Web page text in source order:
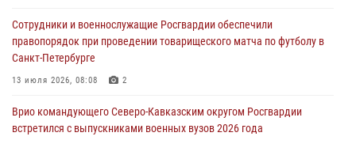
пресечена противоправная деятельность, связанная с пропагандой
терроризма (видео)
07 августа 2026, 13:30
нарушений миграционного законодательства
07 августа 2026, 12:54
Сотрудники и военнослужащие Росгвардии обеспечили
правопорядок при проведении товарищеского матча по футболу в
Санкт-Петербурге
13 июля 2026, 08:08 2
Врио командующего Северо-Кавказским округом Росгвардии
встретился с выпускниками военных вузов 2026 года